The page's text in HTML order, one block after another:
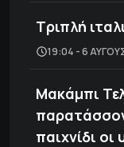
Τριπλή
19:04 - 6
Μακάμπι
παιχνίδι